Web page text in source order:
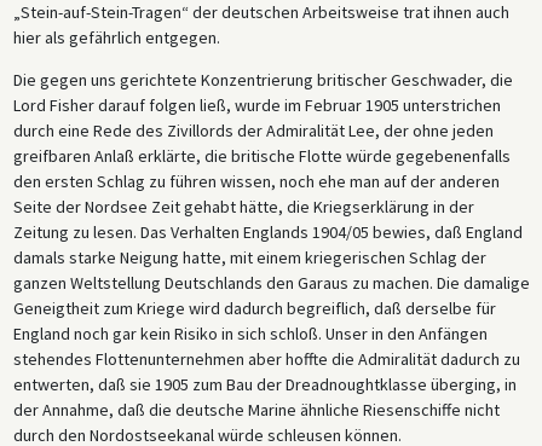
„Stein-auf-Stein-Tragen“ der deutschen Arbeitsweise trat ihnen auch
hier als gefährlich entgegen.
Die gegen uns gerichtete Konzentrierung britischer Geschwader, die
Lord Fisher darauf folgen ließ, wurde im Februar 1905 unterstrichen
durch eine Rede des Zivillords der Admiralität Lee, der ohne jeden
greifbaren Anlaß erklärte, die britische Flotte würde gegebenenfalls
den ersten Schlag zu führen wissen, noch ehe man auf der anderen
Seite der Nordsee Zeit gehabt hätte, die Kriegserklärung in der
Zeitung zu lesen. Das Verhalten Englands 1904/05 bewies, daß England
damals starke Neigung hatte, mit einem kriegerischen Schlag der
ganzen Weltstellung Deutschlands den Garaus zu machen. Die damalige
Geneigtheit zum Kriege wird dadurch begreiflich, daß derselbe für
England noch gar kein Risiko in sich schloß. Unser in den Anfängen
stehendes Flottenunternehmen aber hoffte die Admiralität dadurch zu
entwerten, daß sie 1905 zum Bau der Dreadnoughtklasse überging, in
der Annahme, daß die deutsche Marine ähnliche Riesenschiffe nicht
durch den Nordostseekanal würde schleusen können.